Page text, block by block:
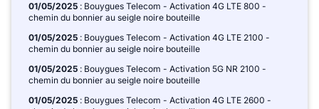
01/05/2025 : Bouygues Telecom - Activation 4G LTE 800 -
chemin du bonnier au seigle noire bouteille
01/05/2025 : Bouygues Telecom - Activation 4G LTE 2100 -
chemin du bonnier au seigle noire bouteille
01/05/2025 : Bouygues Telecom - Activation 5G NR 2100 -
chemin du bonnier au seigle noire bouteille
01/05/2025 : Bouygues Telecom - Activation 4G LTE 2600 -